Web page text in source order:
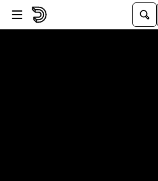
Passer au player
Passer au contenu principal